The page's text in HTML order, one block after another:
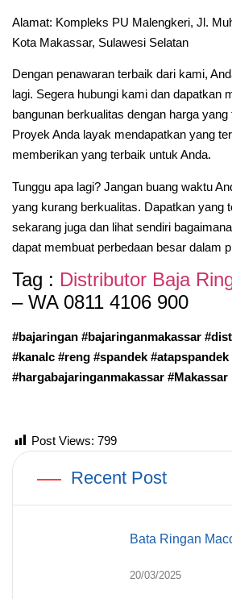
Alamat: Kompleks PU Malengkeri, Jl.
Kota Makassar, Sulawesi Selatan
Dengan penawaran terbaik dari kami,
lagi. Segera hubungi kami dan dapatkan
bangunan berkualitas dengan harga
Proyek Anda layak mendapatkan yang
memberikan yang terbaik untuk Anda.
Tunggu apa lagi? Jangan buang waktu
yang kurang berkualitas. Dapatkan yang
sekarang juga dan lihat sendiri
dapat membuat perbedaan besar dalam
Tag : Distributor Baja
– WA 0811 4106 900
#bajaringan #bajaringanmakassar
#kanalc #reng #spandek
#hargabajaringanmakassar #Makassar
Post Views: 799
Recent Post
Bata Ringan
20/03/2025